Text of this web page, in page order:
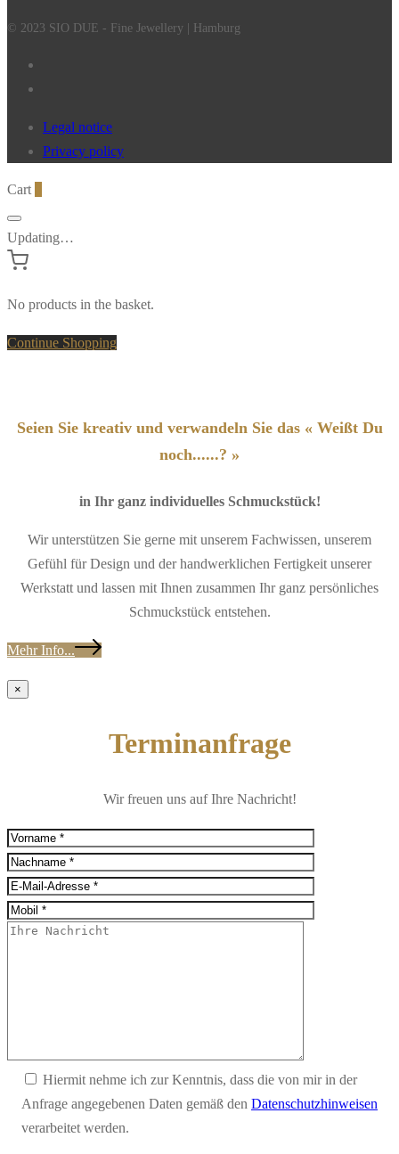
© 2023 SIO DUE - Fine Jewellery | Hamburg
Legal notice
Privacy policy
Cart
Updating…
No products in the basket.
Continue Shopping
Seien Sie kreativ und verwandeln Sie das « Weißt Du
noch......? »
in Ihr ganz individuelles Schmuckstück!
Wir unterstützen Sie gerne mit unserem Fachwissen, unserem
Gefühl für Design und der handwerklichen Fertigkeit unserer
Werkstatt und lassen mit Ihnen zusammen Ihr ganz persönliches
Schmuckstück entstehen.
Mehr Info...
×
Terminanfrage
Wir freuen uns auf Ihre Nachricht!
Hiermit nehme ich zur Kenntnis, dass die von mir in der
Anfrage angegebenen Daten gemäß den Datenschutzhinweisen
verarbeitet werden.